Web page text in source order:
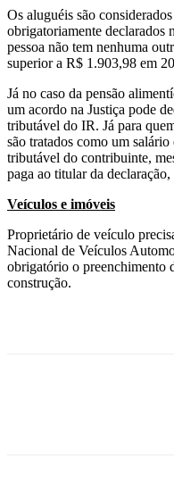
Os aluguéis são
obrigatoriamente declarados
pessoa não tem nenhuma
superior a R$ 1.903,98 em
Já no caso da pensão
um acordo na Justiça pode
tributável do IR. Já para
são tratados como um salário
tributável do contribuinte,
paga ao titular da declaração,
Veículos e imóveis
Proprietário de veículo
Nacional de Veículos
obrigatório o preenchimento
construção.